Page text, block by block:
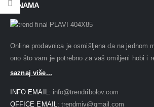
O NAMA
Online prodavnica je osmišljena da na jednom
ono što vam je potrebno za vaš omiljeni hobi i
saznaj više...
INFO EMAIL: info@trendribolov.com
OFFICE EMAIL: trendmiv@gmail.com